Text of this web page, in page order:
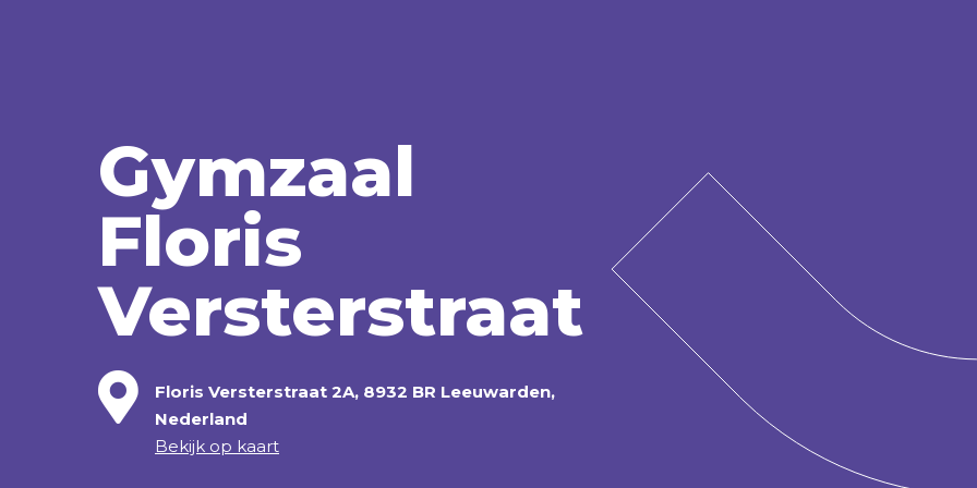
Gymzalen
Sporthallen Zwembaden
Over ons
Over bv SPORT
Veilig sportklimaat Duurzaamheid
Gymzaal
Floris
Versterstraat
Floris Versterstraat 2A, 8932 BR Leeuwarden,
Nederland
Bekijk op kaart